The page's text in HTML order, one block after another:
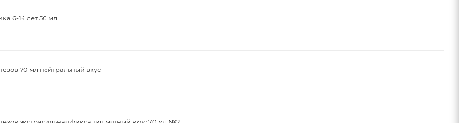
6-14 лет 50 мл
70 мл нейтральный вкус